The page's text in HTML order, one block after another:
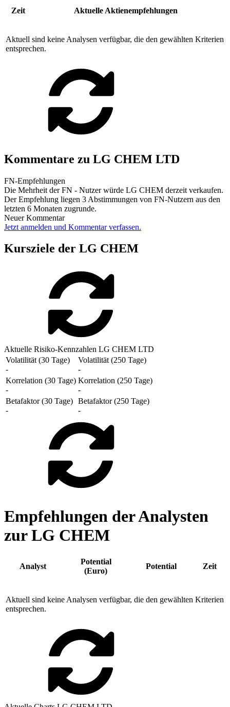
Zeit Aktuelle Aktienempfehlungen
Aktuell sind keine Analysen verfügbar, die den gewählten Kriterien
entsprechen.
Kommentare zu LG CHEM LTD
FN-Empfehlungen
Die Mehrheit der FN - Nutzer würde LG CHEM derzeit verkaufen.
Der Empfehlung liegen 3 Abstimmungen von FN-Nutzern aus den
letzten 6 Monaten zugrunde.
Neuer Kommentar
Jetzt anmelden und Kommentar verfassen.
Kursziele der LG CHEM
Aktuelle Risiko-Kennzahlen LG CHEM LTD
Volatilität (30 Tage)
-
Volatilität (250 Tage)
-
Korrelation (30 Tage)
-
Korrelation (250 Tage)
-
Betafaktor (30 Tage)
-
Betafaktor (250 Tage)
-
Empfehlungen der Analysten
zur LG CHEM
Analyst
Potential
(Euro)
Potential Zeit
Aktuell sind keine Analysen verfügbar, die den gewählten Kriterien
entsprechen.